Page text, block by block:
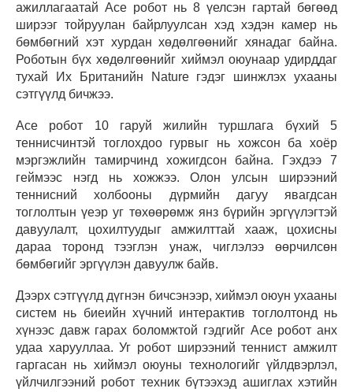
ажиллагаатай Ace робот нь 8 үелсэн гартай бөгөөд
ширээг тойруулан байрлуулсан хэд хэдэн камер нь
бөмбөгний хэт хурдан хөдөлгөөнийг хянадаг байна.
Роботын бүх хөдөлгөөнийг хиймэл оюунаар удирддаг
тухай Их Британийн Nature гэдэг шинжлэх ухааны
сэтгүүлд бичжээ.
Ace робот 10 гаруй жилийн туршлага бүхий 5
теннисчинтэй тоглохдоо гурвыг нь хожсон ба хоёр
мэргэжлийн тамирчинд хожигдсон байна. Гэхдээ 7
геймээс нэгд нь хожжээ. Олон улсын ширээний
теннисний холбооны дүрмийн дагуу явагдсан
тоглолтын үеэр уг төхөөрөмж янз бүрийн эргүүлэгтэй
давуулалт, цохилтуудыг амжилттай хааж, цохисны
дараа торонд тээглэн унаж, чиглэлээ өөрчилсөн
бөмбөгийг эргүүлэн давуулж байв.
Дээрх сэтгүүлд дүгнэн бичсэнээр, хиймэл оюун ухааны
систем нь биеийн хүчний интерактив тоглолтонд нь
хүнээс давж гарах боломжтой гэдгийг Ace робот анх
удаа харууллаа. Уг робот ширээний теннист амжилт
гаргасан нь хиймэл оюуны технологийг үйлдвэрлэл,
үйлчилгээний робот техник бүтээхэд ашиглах хэтийн